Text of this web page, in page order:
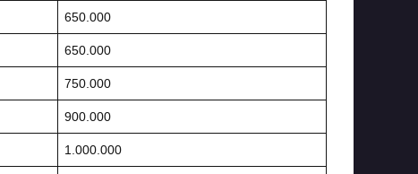
650.000
650.000
750.000
900.000
1.000.000